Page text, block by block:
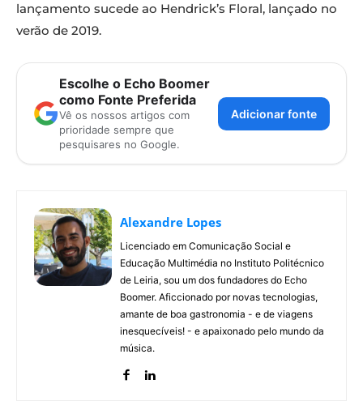
lançamento sucede ao Hendrick’s Floral, lançado no
verão de 2019.
Escolhe o Echo Boomer
como Fonte Preferida
Vê os nossos artigos com
prioridade sempre que
pesquisares no Google.
Adicionar fonte
Alexandre Lopes
Licenciado em Comunicação Social e
Educação Multimédia no Instituto Politécnico
de Leiria, sou um dos fundadores do Echo
Boomer. Aficcionado por novas tecnologias,
amante de boa gastronomia - e de viagens
inesquecíveis! - e apaixonado pelo mundo da
música.